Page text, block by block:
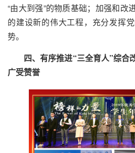
“由大到强”的物质基础；加强和改
的建设新的伟大工程，充分发挥
势。
四、有序推进“三全育人”综合
广受赞誉